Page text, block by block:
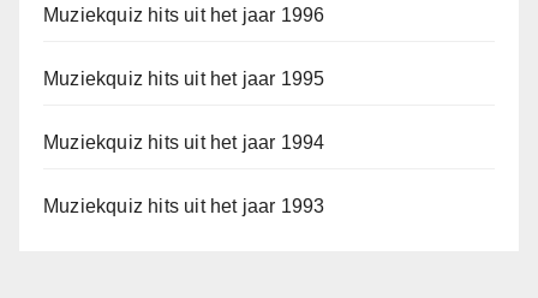
Muziekquiz hits uit het jaar 1996
Muziekquiz hits uit het jaar 1995
Muziekquiz hits uit het jaar 1994
Muziekquiz hits uit het jaar 1993